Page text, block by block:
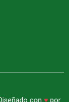
con ♥ por